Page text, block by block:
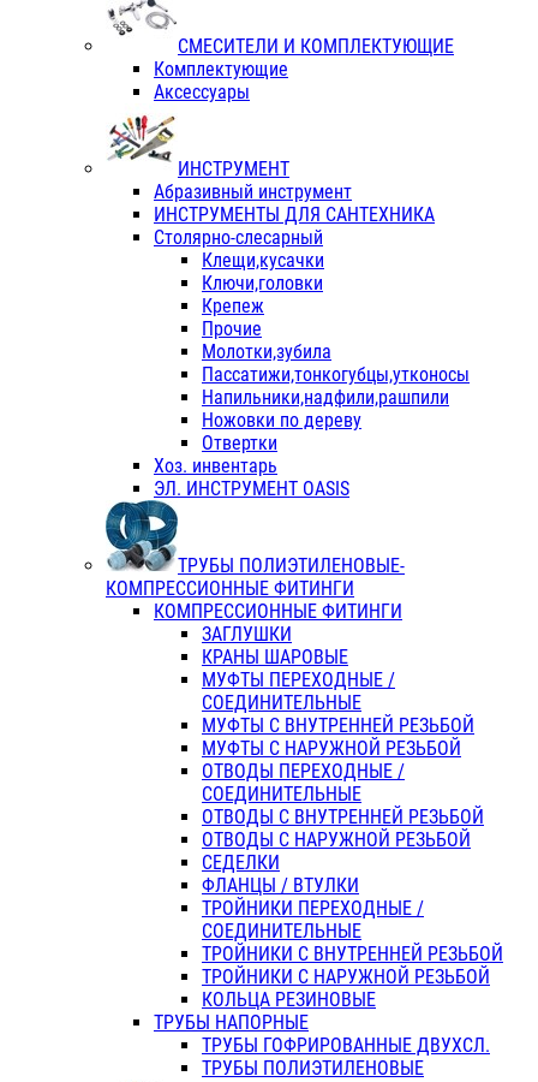
СМЕСИТЕЛИ И КОМПЛЕКТУЮЩИЕ
Комплектующие
Аксессуары
ИНСТРУМЕНТ
Абразивный инструмент
ИНСТРУМЕНТЫ ДЛЯ САНТЕХНИКА
Столярно-слесарный
Клещи,кусачки
Ключи,головки
Крепеж
Прочие
Молотки,зубила
Пассатижи,тонкогубцы,утконосы
Напильники,надфили,рашпили
Ножовки по дереву
Отвертки
Хоз. инвентарь
ЭЛ. ИНСТРУМЕНТ OASIS
ТРУБЫ ПОЛИЭТИЛЕНОВЫЕ-
КОМПРЕССИОННЫЕ ФИТИНГИ
КОМПРЕССИОННЫЕ ФИТИНГИ
ЗАГЛУШКИ
КРАНЫ ШАРОВЫЕ
МУФТЫ ПЕРЕХОДНЫЕ /
СОЕДИНИТЕЛЬНЫЕ
МУФТЫ С ВНУТРЕННЕЙ РЕЗЬБОЙ
МУФТЫ С НАРУЖНОЙ РЕЗЬБОЙ
ОТВОДЫ ПЕРЕХОДНЫЕ /
СОЕДИНИТЕЛЬНЫЕ
ОТВОДЫ С ВНУТРЕННЕЙ РЕЗЬБОЙ
ОТВОДЫ С НАРУЖНОЙ РЕЗЬБОЙ
СЕДЕЛКИ
ФЛАНЦЫ / ВТУЛКИ
ТРОЙНИКИ ПЕРЕХОДНЫЕ /
СОЕДИНИТЕЛЬНЫЕ
ТРОЙНИКИ С ВНУТРЕННЕЙ РЕЗЬБОЙ
ТРОЙНИКИ С НАРУЖНОЙ РЕЗЬБОЙ
КОЛЬЦА РЕЗИНОВЫЕ
ТРУБЫ НАПОРНЫЕ
ТРУБЫ ГОФРИРОВАННЫЕ ДВУХСЛ.
ТРУБЫ ПОЛИЭТИЛЕНОВЫЕ